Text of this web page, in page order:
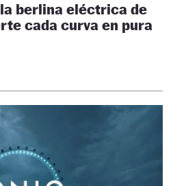
berlina eléctrica de
cada curva en pura